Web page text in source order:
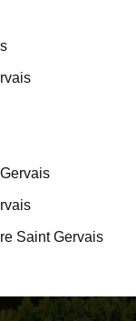
Saint Gervais